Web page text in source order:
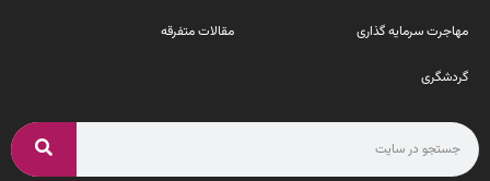
مهاجرت سرمایه گذاری
گردشگری
مقالات متفرقه